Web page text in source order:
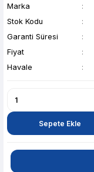
Marka
Stok Kodu
Garanti Süresi
Fiyat
Havale
Sepete Ekle